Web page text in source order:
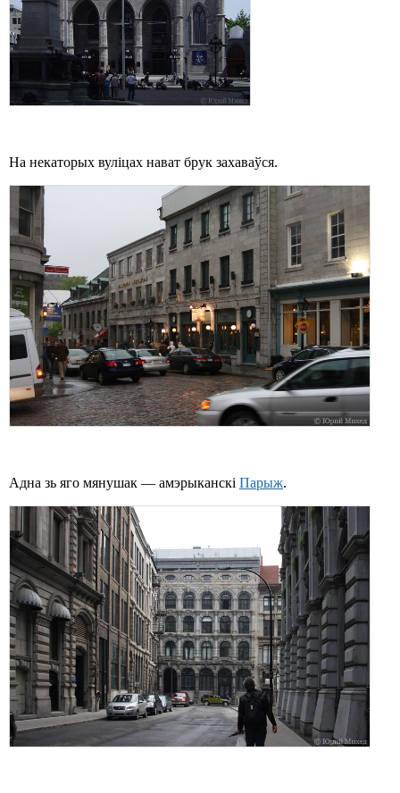
На некаторых вуліцах нават брук захаваўся.
Адна зь яго мянушак — амэрыканскі Парыж.